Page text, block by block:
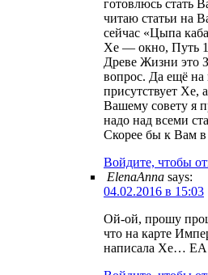
готовлюсь стать
читаю статьи на
сейчас «Цыпа
Хе — окно, Путь
Древе Жизни это
вопрос. Да ещё на
присутствует Хе,
Вашему совету я
надо над всеми
Скорее бы к Вам
Войдите, чтобы
ElenaAnna says:
04.02.2016 в 15:03
Ой-ой, прошу
что на карте
написала Хе… ЕА